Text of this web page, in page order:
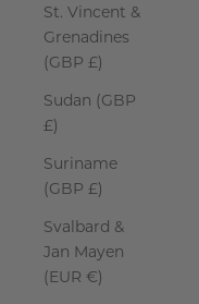
St. Vincent &
Grenadines
(GBP £)
Sudan (GBP
£)
Suriname
(GBP £)
Svalbard &
Jan Mayen
(EUR €)